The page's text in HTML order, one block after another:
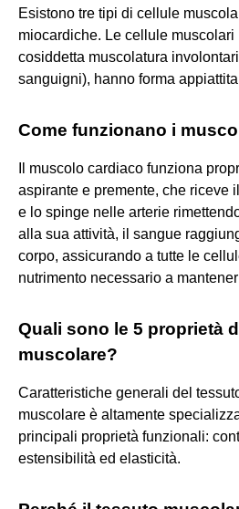
Esistono tre tipi di cellule
miocardiche. Le cellule
cosiddetta muscolatura
sanguigni), hanno forma
Come funzionano i
Il muscolo cardiaco funziona
aspirante e premente, che riceve
e lo spinge nelle arterie
alla sua attività, il sangue
corpo, assicurando a tutte le
nutrimento necessario a
Quali sono le 5 proprietà
muscolare?
Caratteristiche generali del
muscolare è altamente
principali proprietà funzionali:
estensibilità ed elasticità.